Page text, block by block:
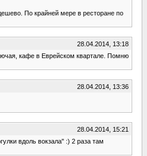
По крайней мере в ресторане по
28.04.2014, 13:18
кафе в Еврейском квартале. Помню
28.04.2014, 13:36
28.04.2014, 15:21
вдоль вокзала" :) 2 раза там